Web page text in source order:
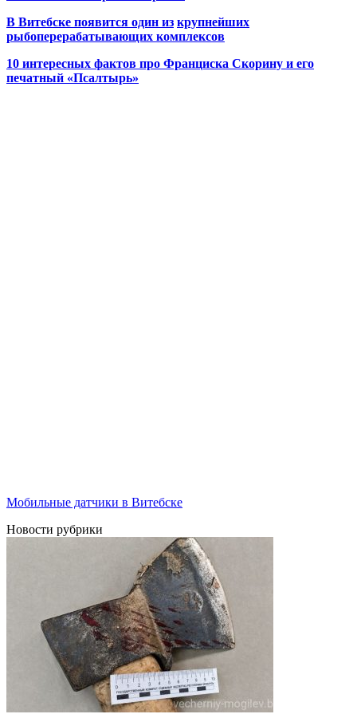
В Витебске появится один из крупнейших
рыбоперерабатывающих комплексов
10 интересных фактов про Франциска Скорину и его
печатный «Псалтырь»
Мобильные датчики в Витебске
Новости рубрики